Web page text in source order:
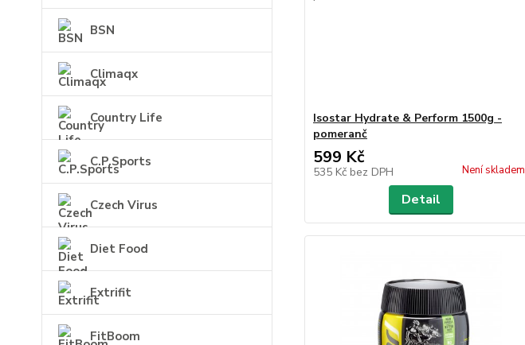
BSN
Climaqx
Country Life
C.P.Sports
Czech Virus
Diet Food
Extrifit
FitBoom
Isostar Hydrate & Perform 1500g -
pomeranč
599 Kč
535 Kč bez DPH Není skladem
Detail